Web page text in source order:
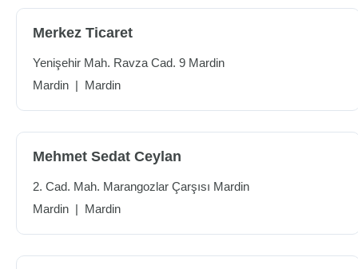
Merkez Ticaret
Yenişehir Mah. Ravza Cad. 9 Mardin
Mardin | Mardin
Mehmet Sedat Ceylan
2. Cad. Mah. Marangozlar Çarşısı Mardin
Mardin | Mardin